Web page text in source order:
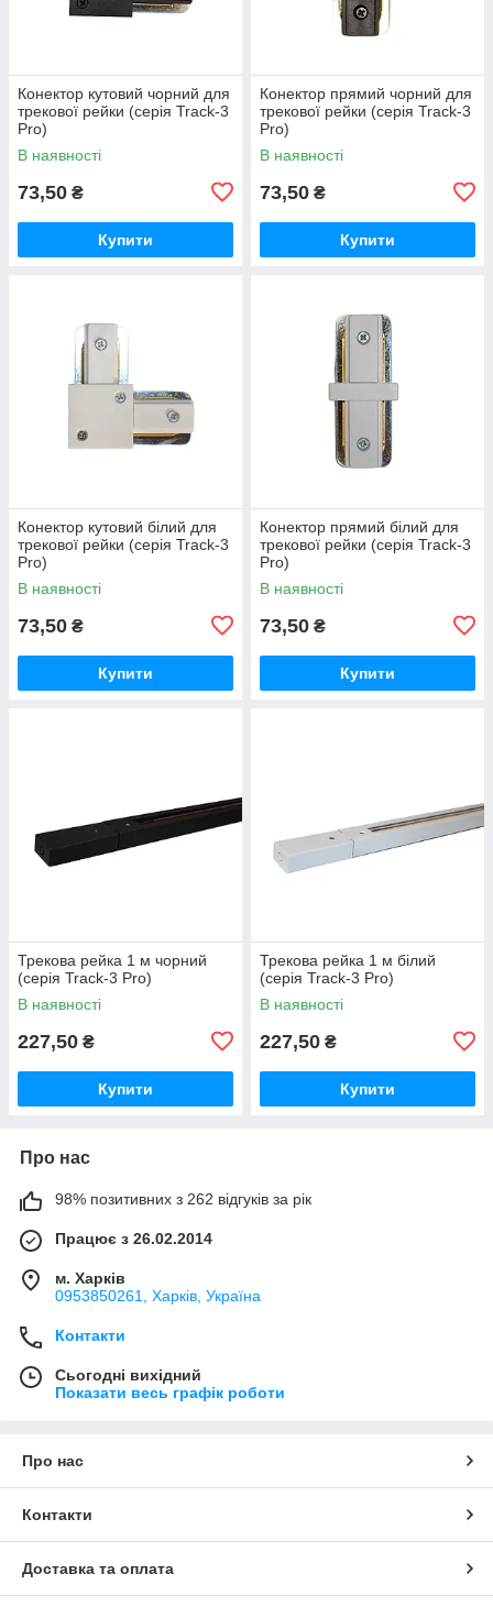
Конектор кутовий чорний для
трекової рейки (серія Track-3
Pro)
В наявності
73,50 ₴
Купити
Конектор прямий чорний для
трекової рейки (серія Track-3
Pro)
В наявності
73,50 ₴
Купити
Конектор кутовий білий для
трекової рейки (серія Track-3
Pro)
В наявності
73,50 ₴
Купити
Конектор прямий білий для
трекової рейки (серія Track-3
Pro)
В наявності
73,50 ₴
Купити
Трекова рейка 1 м чорний
(серія Track-3 Pro)
В наявності
227,50 ₴
Купити
Трекова рейка 1 м білий
(серія Track-3 Pro)
В наявності
227,50 ₴
Купити
Про нас
98% позитивних з 262 відгуків за рік
Працює з 26.02.2014
м. Харків
0953850261, Харків, Україна
Контакти
Сьогодні вихідний
Показати весь графік роботи
Про нас
Контакти
Доставка та оплата